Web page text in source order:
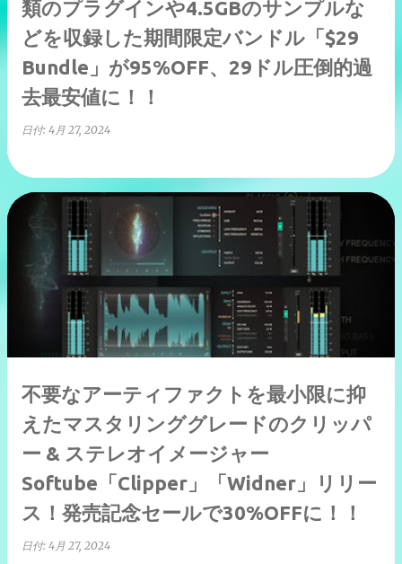
類のプラグインや4.5GBのサンプルな
どを収録した期間限定バンドル「$29
Bundle」が95%OFF、29ドル圧倒的過
去最安値に！！
日付: 4月 27, 2024
不要なアーティファクトを最小限に抑
えたマスタリンググレードのクリッパ
ー & ステレオイメージャー
Softube「Clipper」「Widner」リリー
ス！発売記念セールで30%OFFに！！
日付: 4月 27, 2024